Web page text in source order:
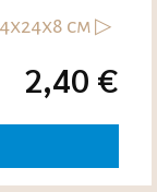
cm ▷
2,40 €